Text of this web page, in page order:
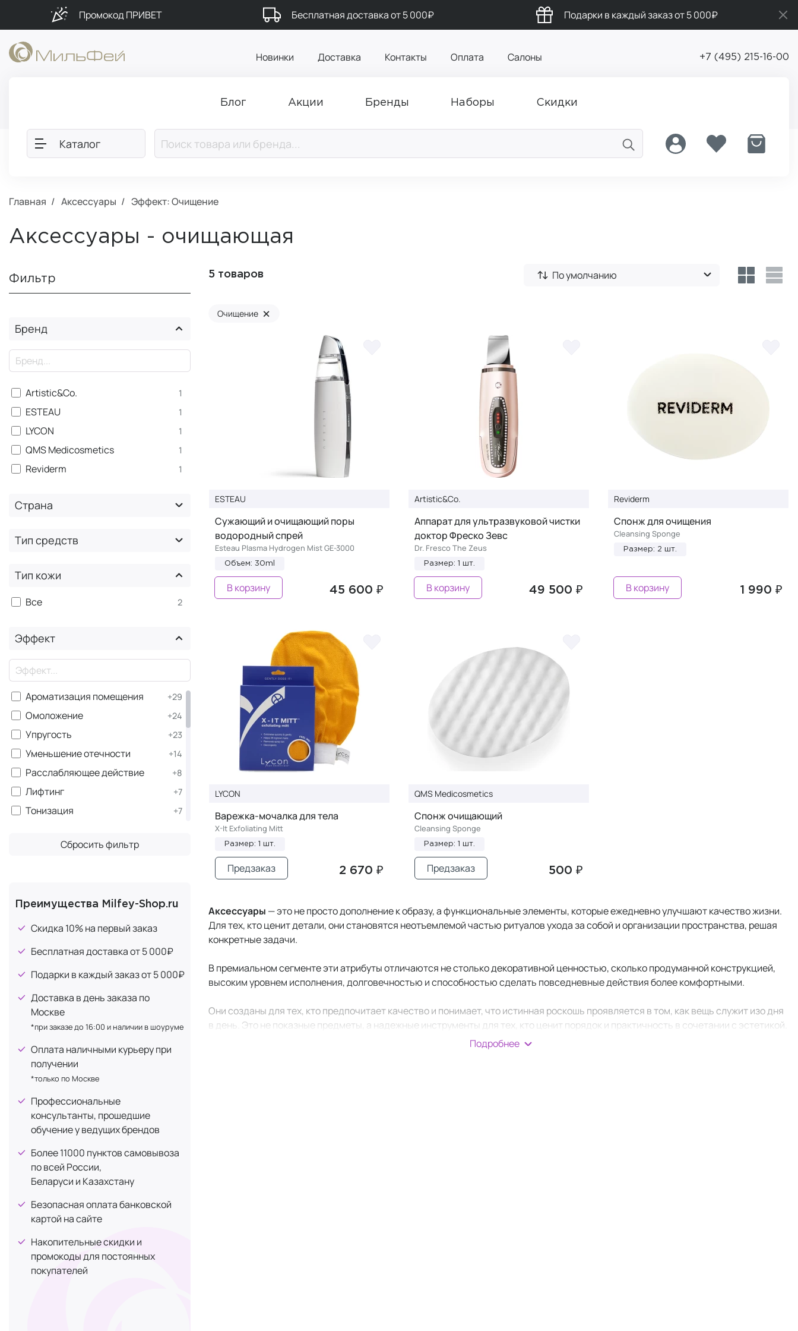
Промокод ПРИВЕТ Бесплатная доставка от 5 000₽ Подарки в каждый заказ от 5 000₽
Новинки Доставка Контакты Оплата Салоны +7 (495) 215-16-00
Блог Акции Бренды Наборы Скидки
Каталог
Главная Аксессуары Эффект: Очищение
Аксессуары - очищающая
Фильтр
Бренд
Artistic&Co. 1
ESTEAU 1
LYCON 1
QMS Medicosmetics 1
Reviderm 1
Страна
Тип средств
Тип кожи
Все 2
Эффект
Ароматизация помещения +29
Омоложение +24
Упругость +23
Уменьшение отечности +14
Расслабляющее действие +8
Лифтинг +7
Тонизация +7
Очищение
Лечение выпадения +3
Ароматерапия
Регенерация +2
Увлажнение
Антицеллюлитное
Объем
От отечности
От темных кругов
Противовоспалительное
Успокаивающее действие
Сбросить фильтр
Преимущества Milfey-Shop.ru
Скидка 10% на первый заказ
Бесплатная доставка от 5 000₽
Подарки в каждый заказ от 5 000₽
Доставка в день заказа по
Москве
*при заказе до 16:00 и наличии в шоуруме
Оплата наличными курьеру при
получении
*только по Москве
Профессиональные
консультанты, прошедшие
обучение у ведущих брендов
Более 11000 пунктов самовывоза
по всей России,
Беларуси и Казахстану
Безопасная оплата банковской
картой на сайте
Накопительные скидки и
промокоды для постоянных
покупателей
5 товаров По умолчанию
Очищение ×
ESTEAU
Сужающий и очищающий поры
водородный спрей
Esteau Plasma Hydrogen Mist GE-3000
Объем: 30ml
45 600 ₽
В корзину
Artistic&Co.
Аппарат для ультразвуковой чистки
доктор Фреско Зевс
Dr. Fresco The Zeus
Размер: 1 шт.
49 500 ₽
В корзину
Reviderm
Спонж для очищения
Cleansing Sponge
Размер: 2 шт.
1 990 ₽
В корзину
LYCON
Варежка-мочалка для тела
X-It Exfoliating Mitt
Размер: 1 шт.
2 670 ₽
Предзаказ
QMS Medicosmetics
Спонж очищающий
Cleansing Sponge
Размер: 1 шт.
500 ₽
Предзаказ
Аксессуары — это не просто дополнение к образу, а функциональные элементы, которые ежедневно улучшают качество жизни.
Для тех, кто ценит детали, они становятся неотъемлемой частью ритуалов ухода за собой и организации пространства, решая
конкретные задачи.
В премиальном сегменте эти атрибуты отличаются не столько декоративной ценностью, сколько продуманной конструкцией,
высоким уровнем исполнения, долговечностью и способностью сделать повседневные действия более комфортными.
Они созданы для тех, кто предпочитает качество и понимает, что истинная роскошь проявляется в том, как вещь служит изо дня
в день. Это не показные предметы, а надежные инструменты для тех, кто ценит порядок и практичность в сочетании с эстетикой.
Аксессуары можно интегрировать в повседневные ритуалы. Они эргономичны и долговечны, а их ценность становится
Подробнее